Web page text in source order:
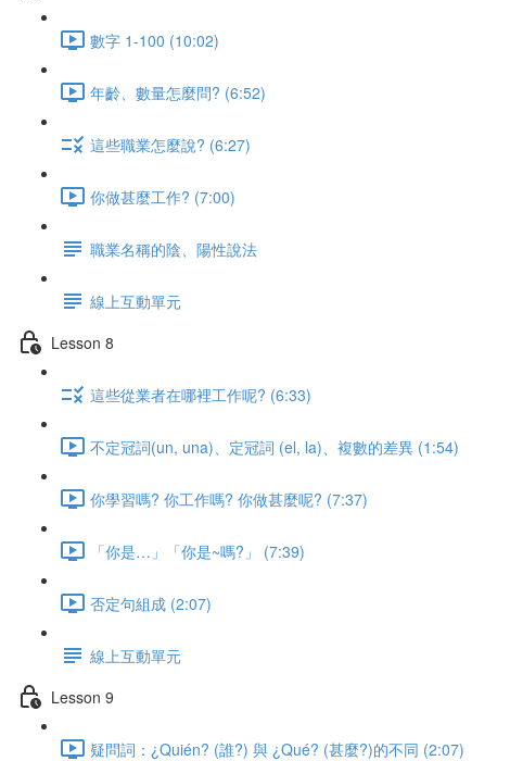
數字 1-100 (10:02)
年齡、數量怎麼問? (6:52)
這些職業怎麼說? (6:27)
你做甚麼工作? (7:00)
職業名稱的陰、陽性說法
線上互動單元
Lesson 8
這些從業者在哪裡工作呢? (6:33)
不定冠詞(un, una)、定冠詞 (el, la)、複數的差異 (1:54)
你學習嗎? 你工作嗎? 你做甚麼呢? (7:37)
「你是…」「你是~嗎?」 (7:39)
否定句組成 (2:07)
線上互動單元
Lesson 9
疑問詞：¿Quién? (誰?) 與 ¿Qué? (甚麼?)的不同 (2:07)